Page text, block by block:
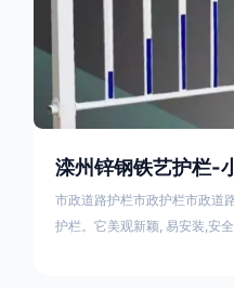
市政道路护栏市政护栏市政道
护栏。它美观新颖, 易安装,安